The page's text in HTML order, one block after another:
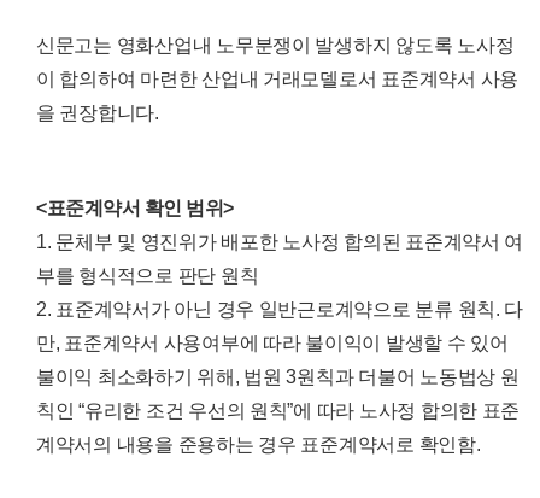
신문고는 영화산업내 노무분쟁이 발생하지 않도록 노사정
이 합의하여 마련한 산업내 거래모델로서 표준계약서 사용
을 권장합니다.
<표준계약서 확인 범위>
1. 문체부 및 영진위가 배포한 노사정 합의된 표준계약서 여
부를 형식적으로 판단 원칙
2. 표준계약서가 아닌 경우 일반근로계약으로 분류 원칙. 다
만, 표준계약서 사용여부에 따라 불이익이 발생할 수 있어
불이익 최소화하기 위해, 법원 3원칙과 더불어 노동법상 원
칙인 “유리한 조건 우선의 원칙”에 따라 노사정 합의한 표준
계약서의 내용을 준용하는 경우 표준계약서로 확인함.